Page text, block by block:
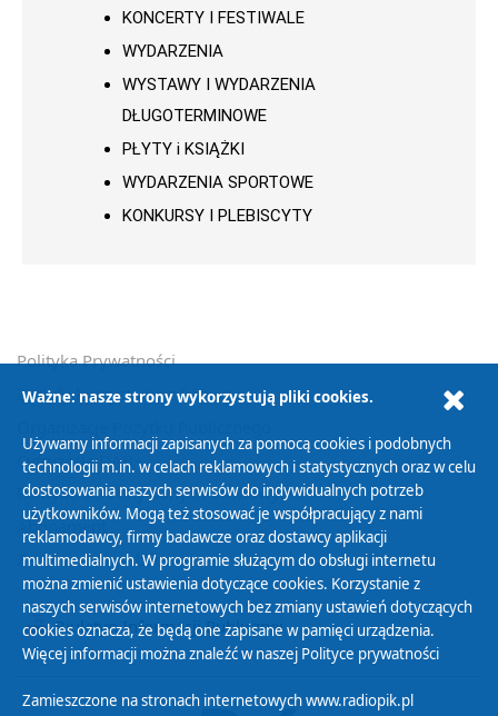
KONCERTY I FESTIWALE
WYDARZENIA
WYSTAWY I WYDARZENIA
DŁUGOTERMINOWE
PŁYTY i KSIĄŻKI
WYDARZENIA SPORTOWE
KONKURSY I PLEBISCYTY
Polityka Prywatności
Zasady korzystania z Serwisu
Cyfryzacja DAB+
Polityka ochrony danych osobowych
Abonament
Zamówienia publiczne
Biuletyn Informacji Publicznej
Ważne: nasze strony wykorzystują pliki cookies.
Używamy informacji zapisanych za pomocą cookies i podobnych
technologii m.in. w celach reklamowych i statystycznych oraz w celu
dostosowania naszych serwisów do indywidualnych potrzeb
użytkowników. Mogą też stosować je współpracujący z nami
reklamodawcy, firmy badawcze oraz dostawcy aplikacji
multimedialnych. W programie służącym do obsługi internetu
można zmienić ustawienia dotyczące cookies. Korzystanie z
naszych serwisów internetowych bez zmiany ustawień dotyczących
cookies oznacza, że będą one zapisane w pamięci urządzenia.
Więcej informacji można znaleźć w naszej Polityce prywatności
Zamieszczone na stronach internetowych www.radiopik.pl